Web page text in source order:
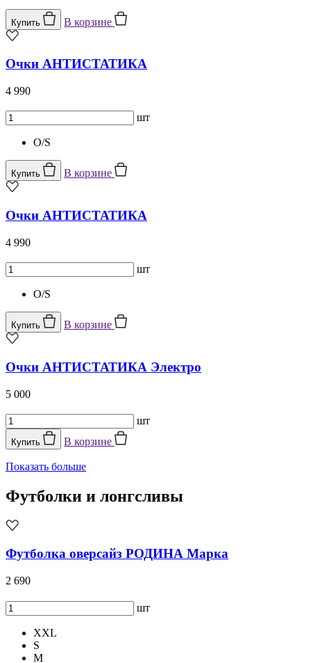
Купить В корзине
Очки АНТИСТАТИКА
4 990
шт
O/S
Купить В корзине
Очки АНТИСТАТИКА
4 990
шт
O/S
Купить В корзине
Очки АНТИСТАТИКА Электро
5 000
шт
Купить В корзине
Показать больше
Футболки и лонгсливы
Футболка оверсайз РОДИНА Марка
2 690
шт
XXL
S
M